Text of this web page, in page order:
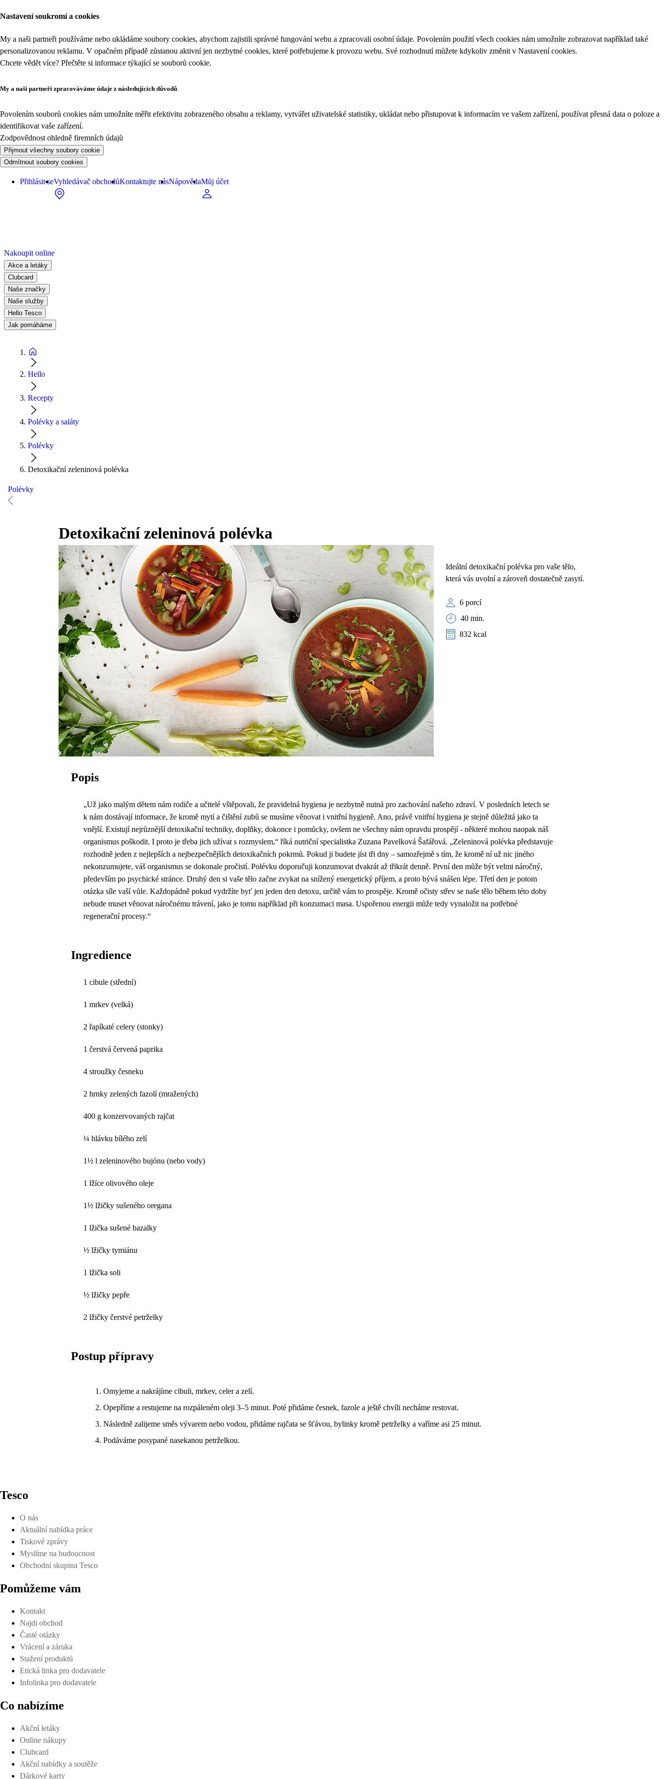
Nastavení soukromí a cookies
My a naši partneři používáme nebo ukládáme soubory cookies, abychom zajistili správné fungování webu a zpracovali osobní údaje. Povolením použití všech cookies nám umožníte zobrazovat například také
personalizovanou reklamu. V opačném případě zůstanou aktivní jen nezbytné cookies, které potřebujeme k provozu webu. Své rozhodnutí můžete kdykoliv změnit v Nastavení cookies.
Chcete vědět více? Přečtěte si informace týkající se souborů cookie.
My a naši partneři zpracováváme údaje z následujících důvodů
Povolením souborů cookies nám umožníte měřit efektivitu zobrazeného obsahu a reklamy, vytvářet uživatelské statistiky, ukládat nebo přistupovat k informacím ve vašem zařízení, používat přesná data o poloze a
identifikovat vaše zařízení.
Zodpovědnost ohledně firemních údajů
Přijmout všechny soubory cookie
Odmítnout soubory cookies
Přihlásit seVyhledávač obchodůKontaktujte násNápovědaMůj účet
Nakoupit online
Akce a letáky
Clubcard
Naše značky
Naše služby
Hello Tesco
Jak pomáháme
Hello
Recepty
Polévky a saláty
Polévky
Detoxikační zeleninová polévka
Polévky
Detoxikační zeleninová polévka
Ideální detoxikační polévka pro vaše tělo,
která vás uvolní a zároveň dostatečně zasytí.
6 porcí
40 min.
832 kcal
Popis
„Už jako malým dětem nám rodiče a učitelé vštěpovali, že pravidelná hygiena je nezbytně nutná pro zachování našeho zdraví. V posledních letech se
k nám dostávají informace, že kromě mytí a čištění zubů se musíme věnovat i vnitřní hygieně. Ano, právě vnitřní hygiena je stejně důležitá jako ta
vnější. Existují nejrůznější detoxikační techniky, doplňky, dokonce i pomůcky, ovšem ne všechny nám opravdu prospějí - některé mohou naopak náš
organismus poškodit. I proto je třeba jich užívat s rozmyslem,“ říká nutriční specialistka Zuzana Pavelková Šafářová. „Zeleninová polévka představuje
rozhodně jeden z nejlepších a nejbezpečnějších detoxikačních pokrmů. Pokud ji budete jíst tři dny – samozřejmě s tím, že kromě ní už nic jiného
nekonzumujete, váš organismus se dokonale pročistí. Polévku doporučuji konzumovat dvakrát až třikrát denně. První den může být velmi náročný,
především po psychické stránce. Druhý den si vaše tělo začne zvykat na snížený energetický příjem, a proto bývá snášen lépe. Třetí den je potom
otázka síle vaší vůle. Každopádně pokud vydržíte byť jen jeden den detoxu, určitě vám to prospěje. Kromě očisty střev se naše tělo během této doby
nebude muset věnovat náročnému trávení, jako je tomu například při konzumaci masa. Uspořenou energii může tedy vynaložit na potřebné
regenerační procesy.“
Ingredience
1 cibule (střední)
1 mrkev (velká)
2 řapíkaté celery (stonky)
1 čerstvá červená paprika
4 stroužky česneku
2 hrnky zelených fazolí (mražených)
400 g konzervovaných rajčat
¼ hlávku bílého zelí
1½ l zeleninového bujónu (nebo vody)
1 lžíce olivového oleje
1½ lžičky sušeného oregana
1 lžička sušené bazalky
½ lžičky tymiánu
1 lžička soli
½ lžičky pepře
2 lžičky čerstvé petrželky
Postup přípravy
Omyjeme a nakrájíme cibuli, mrkev, celer a zelí.
Opepříme a restujeme na rozpáleném oleji 3–5 minut. Poté přidáme česnek, fazole a ještě chvíli necháme restovat.
Následně zalijeme směs vývarem nebo vodou, přidáme rajčata se šťávou, bylinky kromě petrželky a vaříme asi 25 minut.
Podáváme posypané nasekanou petrželkou.
Tesco
O nás
Aktuální nabídka práce
Tiskové zprávy
Myslíme na budoucnost
Obchodní skupina Tesco
Pomůžeme vám
Kontakt
Najdi obchod
Časté otázky
Vrácení a záruka
Stažení produktů
Etická linka pro dodavatele
Infolinka pro dodavatele
Co nabízíme
Akční letáky
Online nákupy
Clubcard
Akční nabídky a soutěže
Dárkové karty